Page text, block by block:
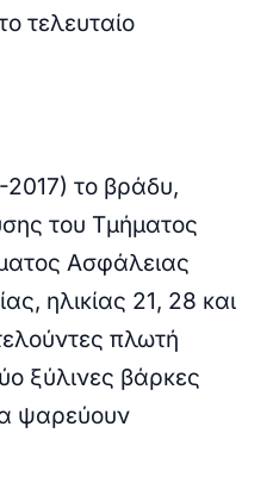
τελευταίο
το βράδυ,
του Τμήματος
Ασφάλειας
ηλικίας 21, 28 και
πλωτή
ξύλινες βάρκες
ψαρεύουν